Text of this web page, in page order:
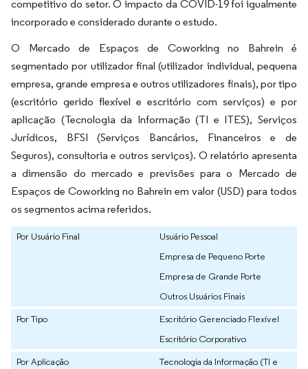
competitivo do setor. O impacto da COVID-19 foi igualmente
incorporado e considerado durante o estudo.
O Mercado de Espaços de Coworking no Bahrein é
segmentado por utilizador final (utilizador individual, pequena
empresa, grande empresa e outros utilizadores finais), por tipo
(escritório gerido flexível e escritório com serviços) e por
aplicação (Tecnologia da Informação (TI e ITES), Serviços
Jurídicos, BFSI (Serviços Bancários, Financeiros e de
Seguros), consultoria e outros serviços). O relatório apresenta
a dimensão do mercado e previsões para o Mercado de
Espaços de Coworking no Bahrein em valor (USD) para todos
os segmentos acima referidos.
Por Usuário Final
Usuário Pessoal
Empresa de Pequeno Porte
Empresa de Grande Porte
Outros Usuários Finais
Por Tipo
Escritório Gerenciado Flexível
Escritório Corporativo
Por Aplicação
Tecnologia da Informação (TI e